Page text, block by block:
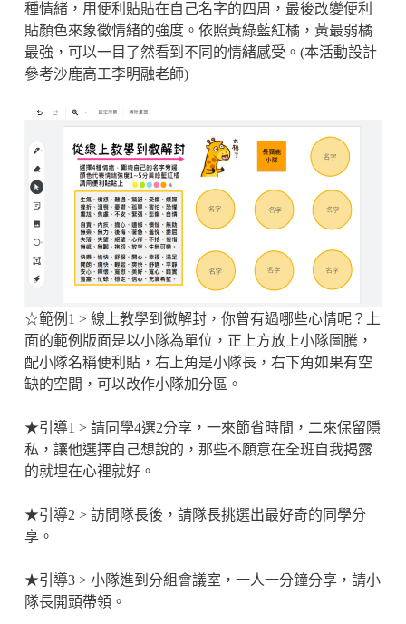
種情緒，用便利貼貼在自己名字的四周，最後改變便利
貼顏色來象徵情緒的強度。依照黃綠藍紅橘，黃最弱橘
最強，可以一目了然看到不同的情緒感受。(本活動設計
參考沙鹿高工李明融老師)
☆範例1 > 線上教學到微解封，你曾有過哪些心情呢？上
面的範例版面是以小隊為單位，正上方放上小隊圖騰，
配小隊名稱便利貼，右上角是小隊長，右下角如果有空
缺的空間，可以改作小隊加分區。
★引導1 > 請同學4選2分享，一來節省時間，二來保留隱
私，讓他選擇自己想說的，那些不願意在全班自我揭露
的就埋在心裡就好。
★引導2 > 訪問隊長後，請隊長挑選出最好奇的同學分
享。
★引導3 > 小隊進到分組會議室，一人一分鐘分享，請小
隊長開頭帶領。